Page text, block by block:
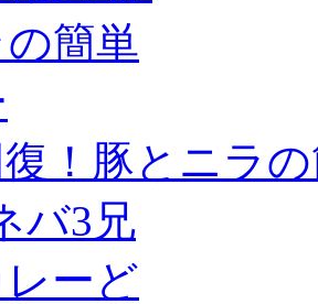
！豚とニラ